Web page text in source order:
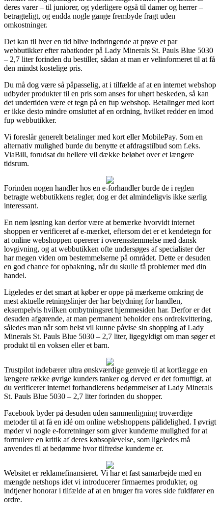
deres varer – til juniorer, og yderligere også til damer og herrer –
betragteligt, og endda nogle gange frembyde fragt uden
omkostninger.
Det kan til hver en tid blive indbringende at prøve et par
webbutikker efter rabatkoder på Lady Minerals St. Pauls Blue 5030
– 2,7 liter forinden du bestiller, sådan at man er velinformeret til at få
den mindst kostelige pris.
Du må dog være så påpasselig, at i tilfælde af at en internet webshop
udbyder produkter til en pris som anses for uhørt beskeden, så kan
det undertiden være et tegn på en fup webshop. Betalinger med kort
er ikke desto mindre omsluttet af en ordning, hvilket redder en imod
fup webbutikker.
Vi foreslår generelt betalinger med kort eller MobilePay. Som en
alternativ mulighed burde du benytte et afdragstilbud som f.eks.
ViaBill, forudsat du hellere vil dække beløbet over et længere
tidsrum.
Forinden nogen handler hos en e-forhandler burde de i reglen
betragte webbutikkens regler, dog er det almindeligvis ikke særlig
interessant.
En nem løsning kan derfor være at bemærke hvorvidt internet
shoppen er verificeret af e-mærket, eftersom det er et kendetegn for
at online webshoppen opererer i overensstemmelse med dansk
lovgivning, og at webbutikken ofte undersøges af specialister der
har megen viden om bestemmelserne på området. Dette er desuden
en god chance for opbakning, når du skulle få problemer med din
handel.
Ligeledes er det smart at køber er oppe på mærkerne omkring de
mest aktuelle retningslinjer der har betydning for handlen,
eksempelvis hvilken ombytningsret hjemmesiden har. Derfor er det
desuden afgørende, at man permanent beholder ens ordrekvittering,
således man når som helst vil kunne påvise sin shopping af Lady
Minerals St. Pauls Blue 5030 – 2,7 liter, ligegyldigt om man søger et
produkt til en voksen eller et barn.
Trustpilot indebærer ultra ønskværdige genveje til at kortlægge en
længere række øvrige kunders tanker og derved er det fornuftigt, at
du verificerer internet forhandlerens bedømmelser af Lady Minerals
St. Pauls Blue 5030 – 2,7 liter forinden du shopper.
Facebook byder på desuden uden sammenligning troværdige
metoder til at få en idé om online webshoppens pålidelighed. I øvrigt
møder vi nogle e-forretninger som giver kunderne mulighed for at
formulere en kritik af deres købsoplevelse, som ligeledes må
anvendes til at bedømme hvor tilfredse kunderne er.
Websitet er reklamefinansieret. Vi har et fast samarbejde med en
mængde netshops idet vi introducerer firmaernes produkter, og
indtjener honorar i tilfælde af at en bruger fra vores side fuldfører en
ordre.